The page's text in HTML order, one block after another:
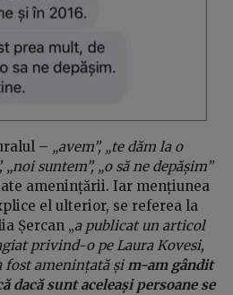
– „avem”, „te dăm la o
suntem”, „o să ne depășim”
amenințării. Iar mențiunea
el ulterior, se referea la
Șercan „a publicat un articol
privind-o pe Laura Kovesi,
fost amenințată și m-am gândit
dacă sunt aceleași persoane se